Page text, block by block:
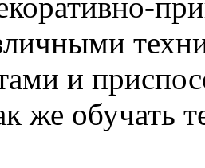
и
же обучать